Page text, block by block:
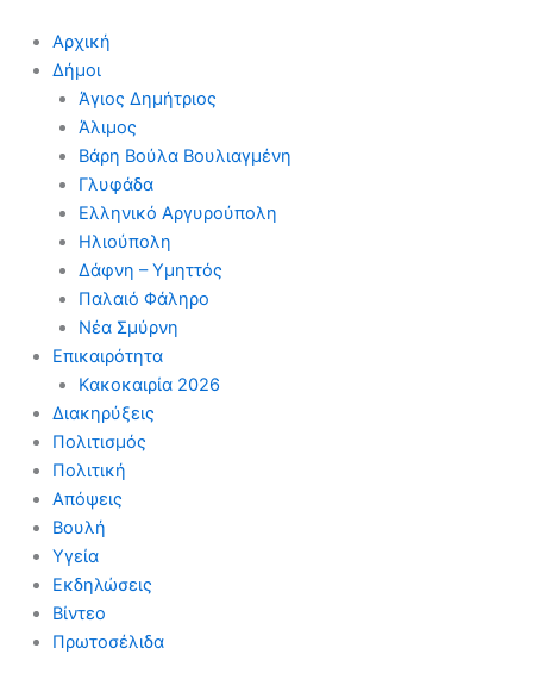
Αρχική
Δήμοι
Άγιος Δημήτριος
Άλιμος
Βάρη Βούλα Βουλιαγμένη
Γλυφάδα
Ελληνικό Αργυρούπολη
Ηλιούπολη
Δάφνη – Υμηττός
Παλαιό Φάληρο
Νέα Σμύρνη
Επικαιρότητα
Κακοκαιρία 2026
Διακηρύξεις
Πολιτισμός
Πολιτική
Απόψεις
Βουλή
Υγεία
Εκδηλώσεις
Βίντεο
Πρωτοσέλιδα